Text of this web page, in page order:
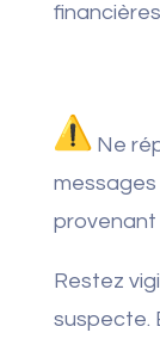
Ne
provenant
Restez
suspecte.